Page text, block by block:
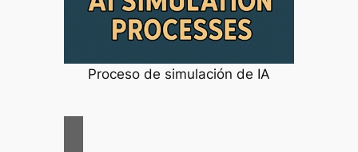
Proceso de simulación de IA